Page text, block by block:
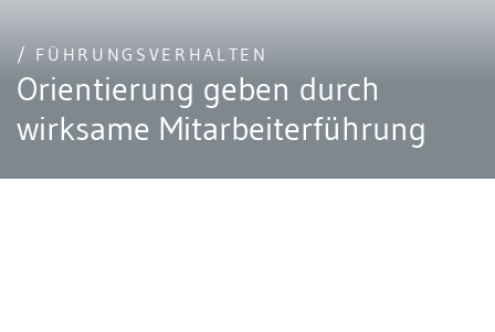
/ FÜHRUNGSVERHALTEN
Orientierung geben durch
wirksame Mitarbeiterführung